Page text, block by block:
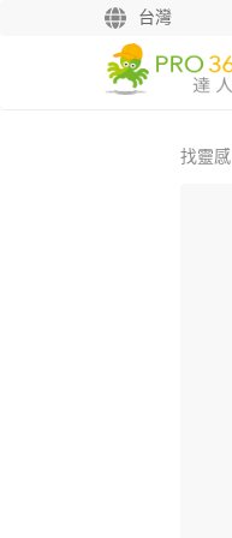
台灣
找靈感